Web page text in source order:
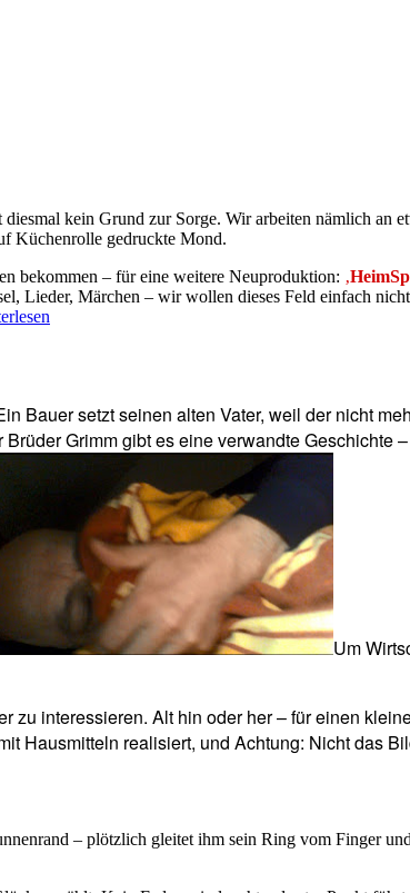
kein Grund zur Sorge. Wir arbeiten nämlich an
Küchenrolle gedruckte Mond.
bekommen – für eine weitere Neuproduktion: ‚
Lieder, Märchen – wir wollen dieses Feld einfach
Bauer setzt seinen alten Vater, weil der nicht
Grimm gibt es eine verwandte Geschichte
Um
zu interessieren. Alt hin oder her – für einen
Hausmitteln realisiert, und Achtung: Nicht das
– plötzlich gleitet ihm sein Ring vom Finger